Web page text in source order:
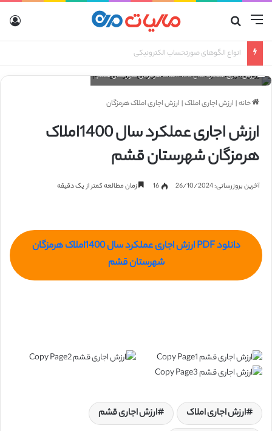
منو
انواع صورتحساب الکترونیکی
ارزش اجاری عملکرد سال 1400املاک هرمزگان شهرستان قشم
خانه| ارزش اجاری املاک| ارزش اجاری املاک هرمزگان
ارزش اجاری عملکرد سال 1400املاک
هرمزگان شهرستان قشم
آخرین بروزرسانی: 26/10/2024 16 زمان مطالعه کمتر از یک دقیقه
دانلود PDF ارزش اجاری عملکرد سال 1400املاک هرمزگان
شهرستان قشم
ارزش اجاری املاک
ارزش اجاری قشم